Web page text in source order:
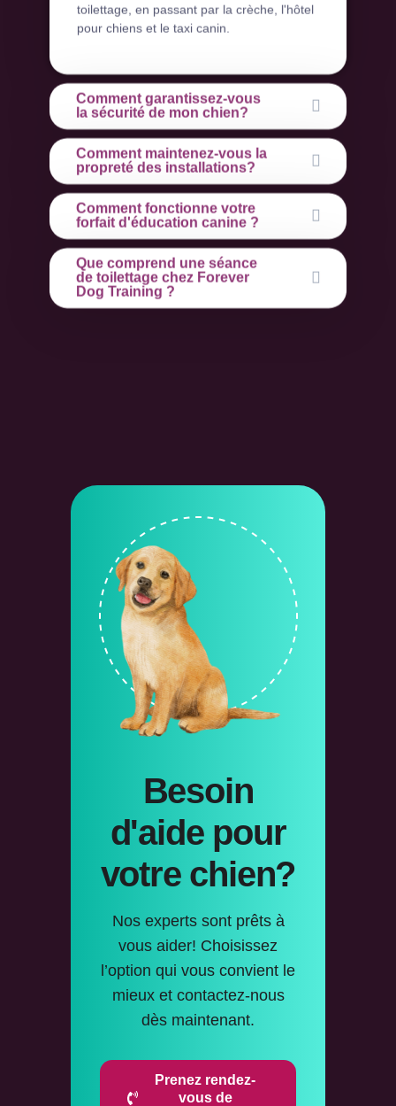
toilettage, en passant par la crèche, l'hôtel
pour chiens et le taxi canin.
Comment garantissez-vous
la sécurité de mon chien?
Comment maintenez-vous la
propreté des installations?
Comment fonctionne votre
forfait d'éducation canine ?
Que comprend une séance
de toilettage chez Forever
Dog Training ?
Besoin
d'aide pour
votre chien?
Nos experts sont prêts à
vous aider! Choisissez
l’option qui vous convient le
mieux et contactez-nous
dès maintenant.
Prenez rendez-
vous de